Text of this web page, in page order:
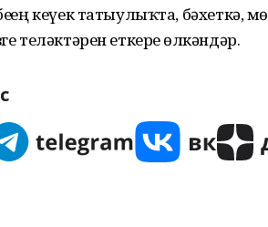
кеүек татыулыҡта, бәхеткә,
теләктәрен еткерҙе өлкәндәр.